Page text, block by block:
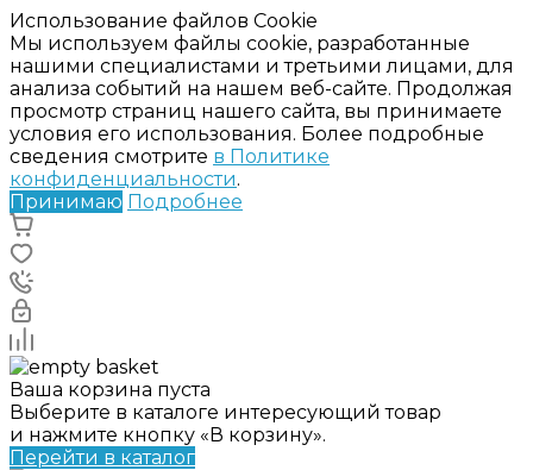
Использование файлов Cookie
Мы используем файлы cookie, разработанные
нашими специалистами и третьими лицами, для
анализа событий на нашем веб-сайте. Продолжая
просмотр страниц нашего сайта, вы принимаете
условия его использования. Более подробные
сведения смотрите в Политике
конфиденциальности.
Принимаю Подробнее
Ваша корзина пуста
Выберите в каталоге интересующий товар
и нажмите кнопку «В корзину».
Перейти в каталог